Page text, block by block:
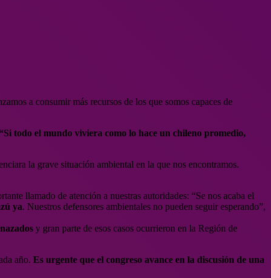
a consumir más recursos de los que somos capaces de
“Si todo el mundo viviera como lo hace un chileno promedio,
la grave situación ambiental en la que nos encontramos.
llamado de atención a nuestras autoridades: “Se nos acaba el
ya. Nuestros defensores ambientales no pueden seguir esperando”,
y gran parte de esos casos ocurrieron en la Región de
año. Es urgente que el congreso avance en la discusión de una